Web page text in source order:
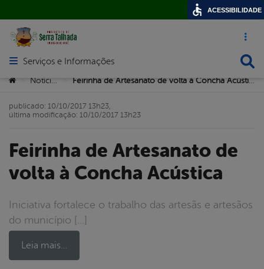
Acesso
Abrir menu principal de navegação
Serviços e Informações
Você está aqui: >
Feirinha de Artesanato de
volta à Concha Acústica
do município […]
Leia mais…
publicado: 10/10/2017 13h23,
última modificação: 10/10/2017 13h23
ACESSIBILIDADE